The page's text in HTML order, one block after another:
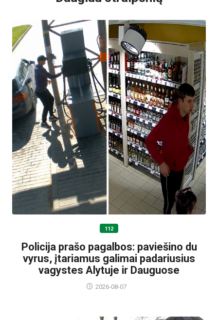
112
Policija prašo pagalbos: paviešino du
vyrus, įtariamus galimai padariusius
vagystes Alytuje ir Dauguose
2026-08-07